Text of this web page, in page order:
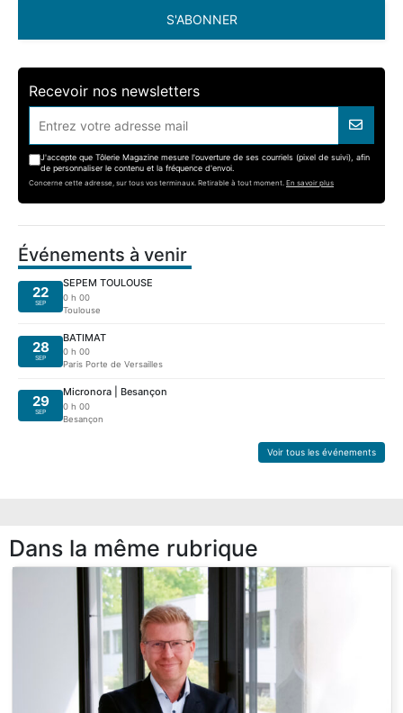
S'ABONNER
Recevoir nos newsletters
J'accepte que Tôlerie Magazine mesure l'ouverture de ses courriels (pixel de suivi), afin
de personnaliser le contenu et la fréquence d'envoi.
Concerne cette adresse, sur tous vos terminaux. Retirable à tout moment. En savoir plus
Événements à venir
22
SEP
SEPEM TOULOUSE
0 h 00
Toulouse
28
SEP
BATIMAT
0 h 00
Paris Porte de Versailles
29
SEP
Micronora | Besançon
0 h 00
Besançon
Voir tous les événements
Dans la même rubrique